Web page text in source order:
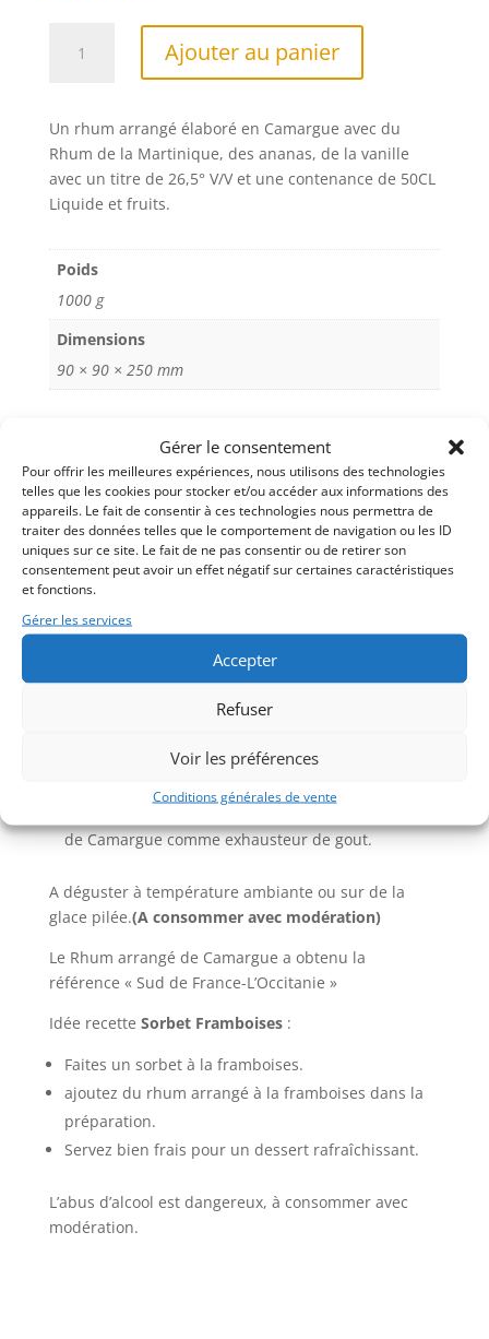
Gérer le consentement
Pour offrir les meilleures expériences, nous utilisons des technologies
telles que les cookies pour stocker et/ou accéder aux informations des
appareils. Le fait de consentir à ces technologies nous permettra de
traiter des données telles que le comportement de navigation ou les ID
uniques sur ce site. Le fait de ne pas consentir ou de retirer son
consentement peut avoir un effet négatif sur certaines caractéristiques
et fonctions.
Gérer les services
Accepter
Refuser
Voir les préférences
Conditions générales de vente
Framboise
élaboré
en
Camargue
Ajouter au panier
t
r
n
a
Un rhum arrangé élaboré en Camargue avec du
Rhum de la Martinique, des ananas, de la vanille
avec un titre de 26,5° V/V et une contenance de 50CL
Liquide et fruits.
Poids
1000 g
Dimensions
90 × 90 × 250 mm
punch au rhum à Saint Gilles dans le Gard.
La bouteille contient 50CL Liquide et fruits
de la framboise.
Nous avons ajouté avec un soupçon de fleur de sel
de Camargue comme exhausteur de gout.
A déguster à température ambiante ou sur de la
glace pilée.(A consommer avec modération)
Le Rhum arrangé de Camargue a obtenu la
référence « Sud de France-L’Occitanie »
Idée recette Sorbet Framboises:
Faites un sorbet à la framboises.
ajoutez du rhum arrangé à la framboises dans la
préparation.
Servez bien frais pour un dessert rafraîchissant. ​
L’abus d’alcool est dangereux, à consommer avec
modération.